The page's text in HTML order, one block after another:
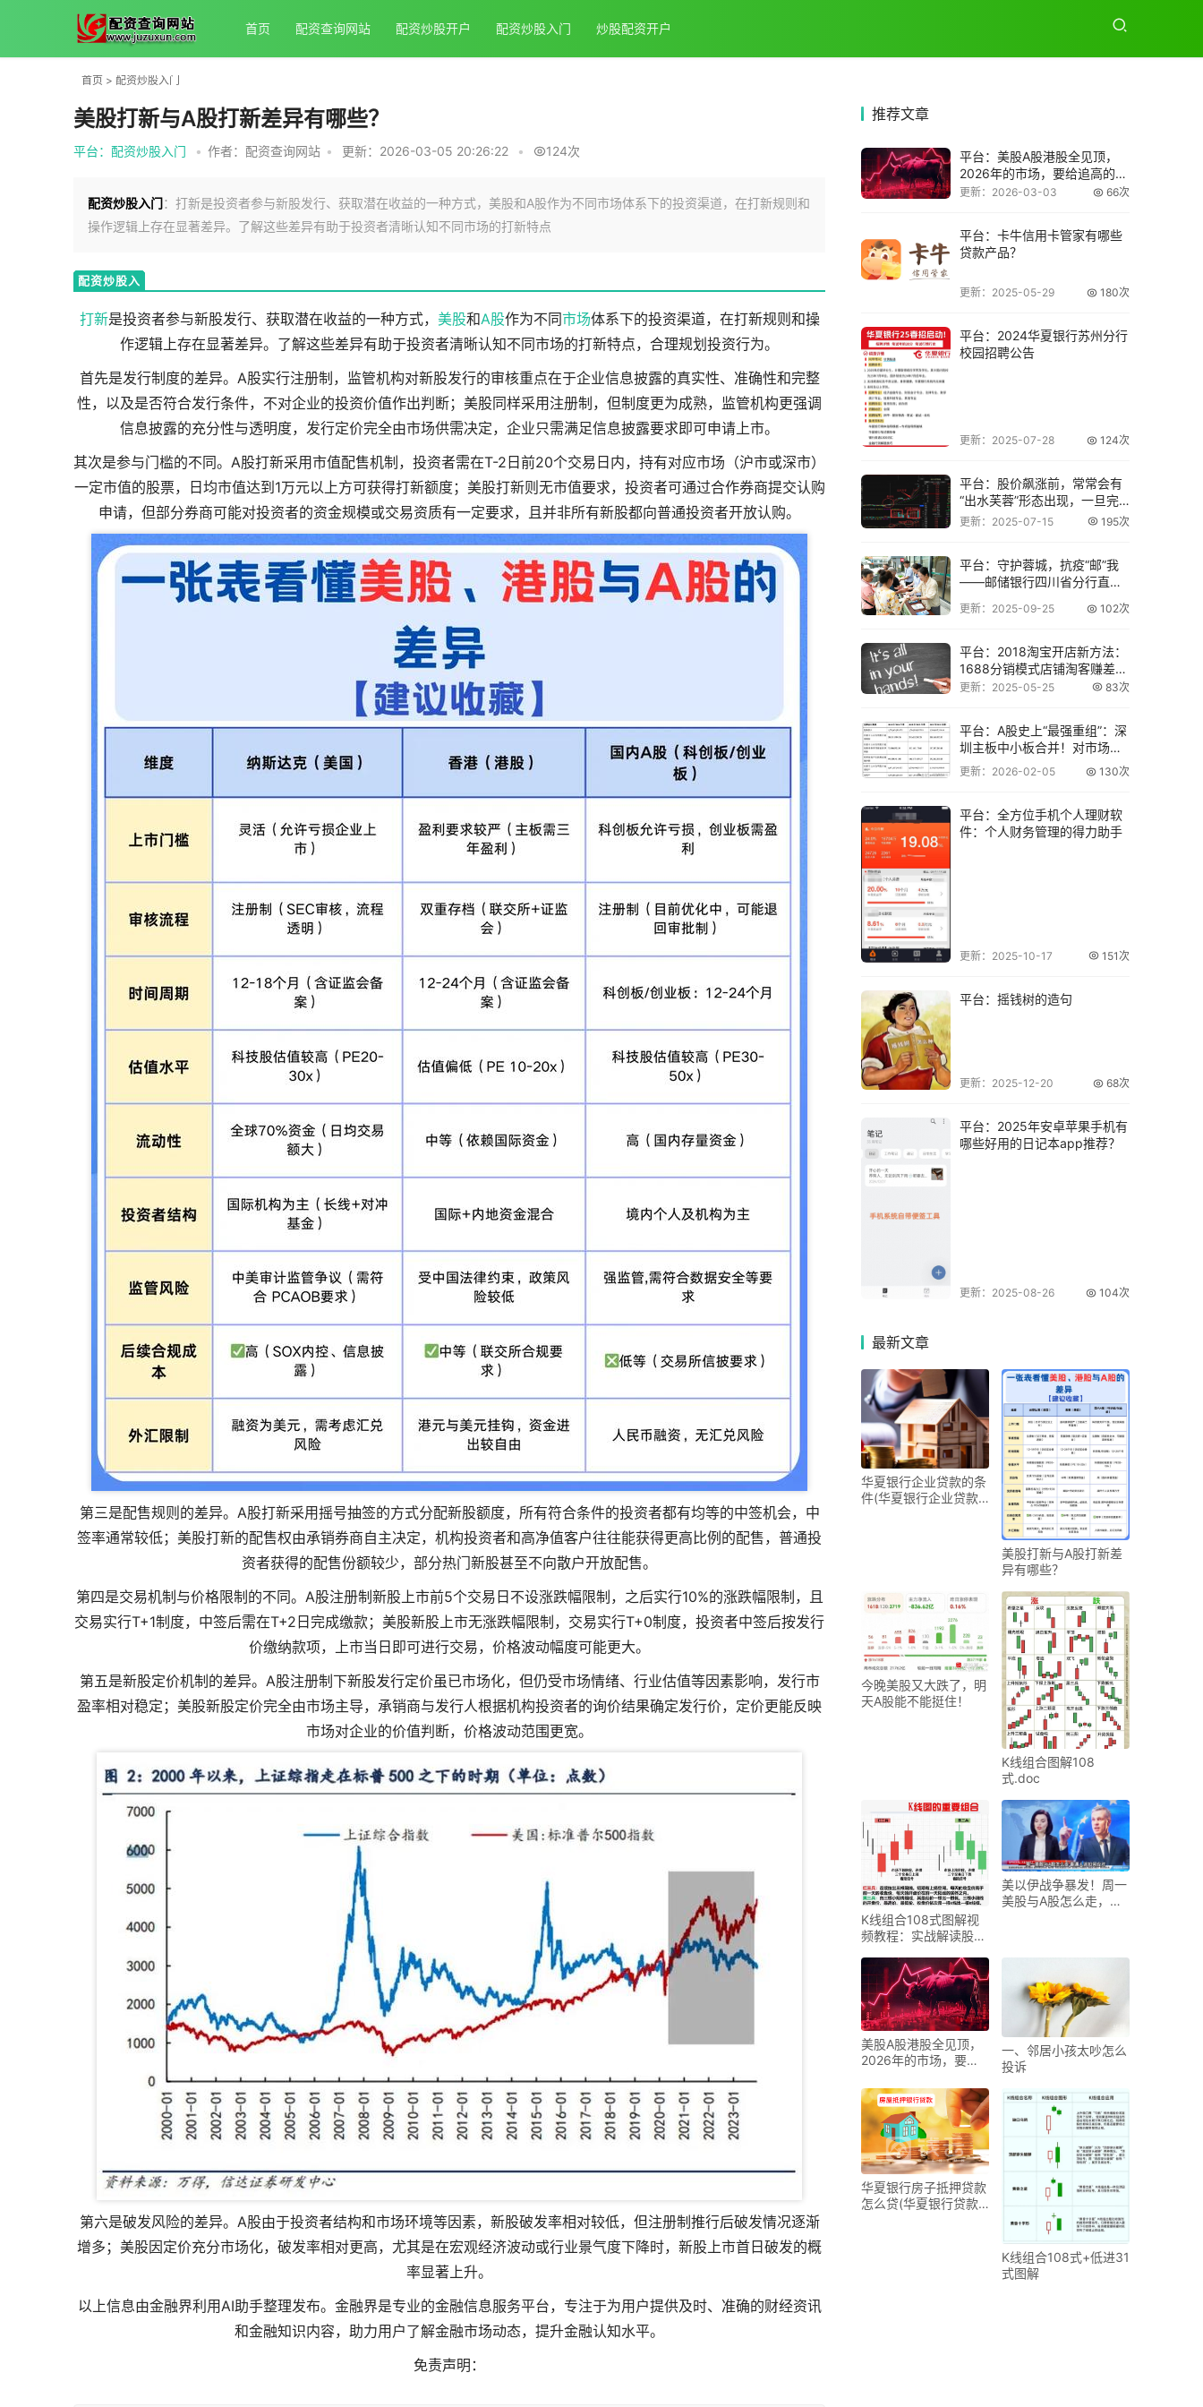
首页 配资查询网站 配资炒股开户 配资炒股入门 炒股配资开户
首页 > 配资炒股入门
美股打新与A股打新差异有哪些？
平台：配资炒股入门 • 作者：配资查询网站 • 更新：2026-03-05 20:26:22 • 124次
配资炒股入门：打新是投资者参与新股发行、获取潜在收益的一种方式，美股和A股作为不同市场体系下的投资渠道，在打新规则和
操作逻辑上存在显著差异。了解这些差异有助于投资者清晰认知不同市场的打新特点
配资炒股入
打新是投资者参与新股发行、获取潜在收益的一种方式， 美股和A股作为不同市场体系下的投资渠道，在打新规则和操
作逻辑上存在显著差异。了解这些差异有助于投资者清晰认知不同市场的打新特点，合理规划投资行为。
首先是发行制度的差异。A股实行注册制，监管机构对新股发行的审核重点在于企业信息披露的真实性、准确性和完整
性，以及是否符合发行条件，不对企业的投资价值作出判断；美股同样采用注册制，但制度更为成熟，监管机构更强调
信息披露的充分性与透明度，发行定价完全由市场供需决定，企业只需满足信息披露要求即可申请上市。
其次是参与门槛的不同。A股打新采用市值配售机制，投资者需在T-2日前20个交易日内，持有对应市场（沪市或深市）
一定市值的股票，日均市值达到1万元以上方可获得打新额度；美股打新则无市值要求，投资者可通过合作券商提交认购
申请，但部分券商可能对投资者的资金规模或交易资质有一定要求，且并非所有新股都向普通投资者开放认购。
第三是配售规则的差异。A股打新采用摇号抽签的方式分配新股额度，所有符合条件的投资者都有均等的中签机会，中
签率通常较低；美股打新的配售权由承销券商自主决定，机构投资者和高净值客户往往能获得更高比例的配售，普通投
资者获得的配售份额较少，部分热门新股甚至不向散户开放配售。
第四是交易机制与价格限制的不同。A股注册制新股上市前5个交易日不设涨跌幅限制，之后实行10%的涨跌幅限制，且
交易实行T+1制度，中签后需在T+2日完成缴款；美股新股上市无涨跌幅限制，交易实行T+0制度，投资者中签后按发行
价缴纳款项，上市当日即可进行交易，价格波动幅度可能更大。
第五是新股定价机制的差异。A股注册制下新股发行定价虽已市场化，但仍受市场情绪、行业估值等因素影响，发行市
盈率相对稳定；美股新股定价完全由市场主导，承销商与发行人根据机构投资者的询价结果确定发行价，定价更能反映
市场对企业的价值判断，价格波动范围更宽。
第六是破发风险的差异。A股由于投资者结构和市场环境等因素，新股破发率相对较低，但注册制推行后破发情况逐渐
增多；美股因定价充分市场化，破发率相对更高，尤其是在宏观经济波动或行业景气度下降时，新股上市首日破发的概
率显著上升。
以上信息由金融界利用AI助手整理发布。金融界是专业的金融信息服务平台，专注于为用户提供及时、准确的财经资讯
和金融知识内容，助力用户了解金融市场动态，提升金融认知水平。
免责声明：
推荐文章
平台：美股A股港股全见顶，
2026年的市场，要给追高的人
上一堂大课
更新：2026-03-03 66次
平台：卡牛信用卡管家有哪些
贷款产品？
更新：2025-05-29 180次
平台：2024华夏银行苏州分行
校园招聘公告
更新：2025-07-28 124次
平台：股价飙涨前，常常会有
“出水芙蓉”形态出现，一旦完
全符合，这个
更新：2025-07-15 195次
平台：守护蓉城，抗疫“邮”我
——邮储银行四川省分行直属
更新：2025-09-25 102次
平台：2018淘宝开店新方法：
1688分销模式店铺淘客赚差价
盈利！
更新：2025-05-25 83次
平台：A股史上“最强重组”：深
圳主板中小板合并！对市场有
何影响？
更新：2026-02-05 130次
平台：全方位手机个人理财软
件：个人财务管理的得力助手
更新：2025-10-17 151次
平台：摇钱树的造句
更新：2025-12-20 68次
平台：2025年安卓苹果手机有
哪些好用的日记本app推荐？
更新：2025-08-26 104次
最新文章
华夏银行企业贷款的条
件(华夏银行企业贷款
美股打新与A股打新差
异有哪些？
今晚美股又大跌了，明
天A股能不能挺住！
K线组合图解108
式.doc
K线组合108式图解视
频教程：实战解读股市
美以伊战争暴发！周一
美股与A股怎么走，普
美股A股港股全见顶，
2026年的市场，要给
一、邻居小孩太吵怎么
投诉
华夏银行房子抵押贷款
怎么贷(华夏银行贷款
K线组合108式+低进31
式图解